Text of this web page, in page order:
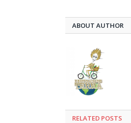
ABOUT AUTHOR
RELATED POSTS